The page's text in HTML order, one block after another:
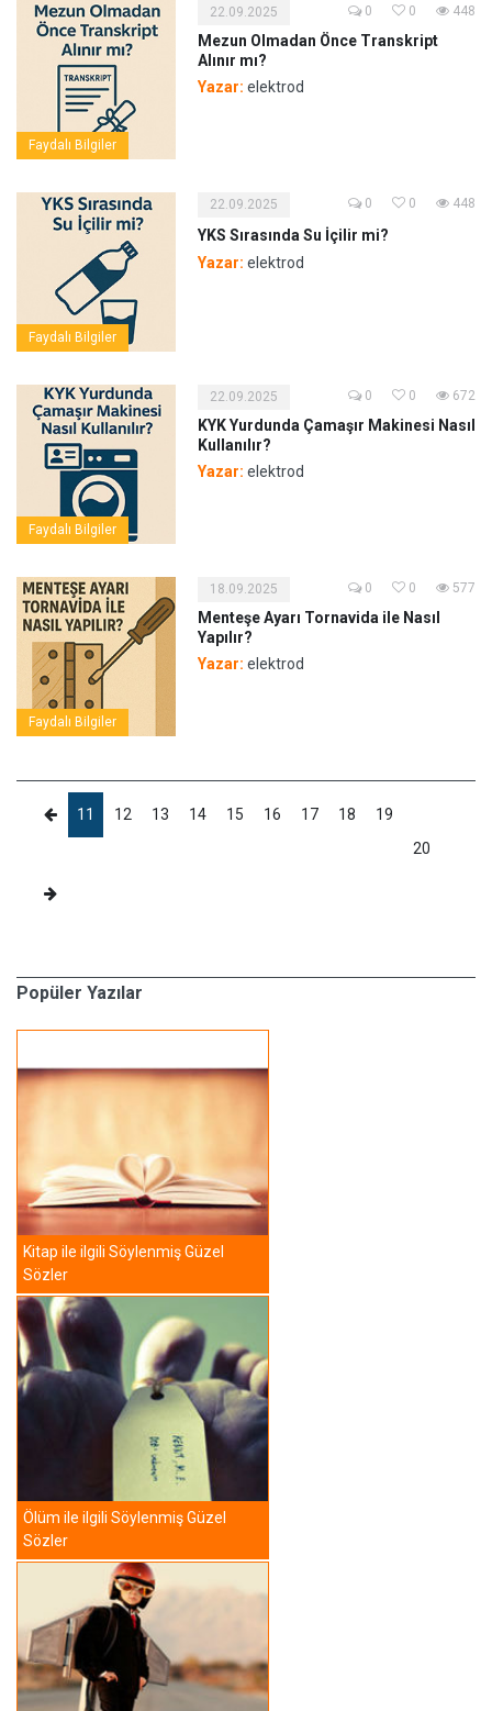
Faydalı Bilgiler
22.09.2025 0 0 448
Mezun Olmadan Önce Transkript
Alınır mı?
Yazar: elektrod
Faydalı Bilgiler
22.09.2025 0 0 448
YKS Sırasında Su İçilir mi?
Yazar: elektrod
Faydalı Bilgiler
22.09.2025 0 0 672
KYK Yurdunda Çamaşır Makinesi Nasıl
Kullanılır?
Yazar: elektrod
Faydalı Bilgiler
18.09.2025 0 0 577
Menteşe Ayarı Tornavida ile Nasıl
Yapılır?
Yazar: elektrod
11 12 13 14 15 16 17 18
19
20
Popüler Yazılar
Kitap ile ilgili Söylenmiş Güzel
Sözler
Ölüm ile ilgili Söylenmiş Güzel
Sözler